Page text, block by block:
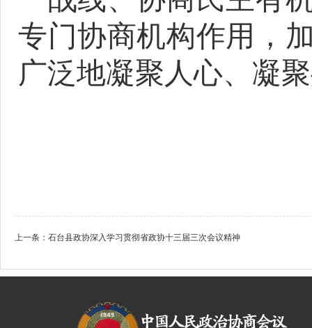
专门协商机构作用，
广泛地凝聚人心、凝
上一条： 石台县政协深入学习贯彻省政协十三届三次会议精神